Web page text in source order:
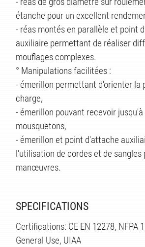
étanche pour un excellent
- réas montés en parallèle et point
auxiliaire permettant de réaliser
mouflages complexes.
° Manipulations facilitées :
- émerillon permettant d'orienter la
charge,
- émerillon pouvant recevoir
mousquetons,
- émerillon et point d'attache
l'utilisation de cordes et de
manœuvres.
SPECIFICATIONS
Certifications: CE EN 12278, NFPA
General Use, UIAA